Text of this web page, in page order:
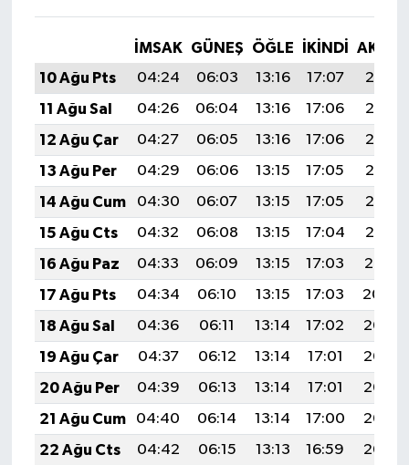
İMSAK GÜNEŞ ÖĞLE İKINDI
10 Ağu Pts
04:24 06:03 13:16 17:07
20:18
11 Ağu Sal
04:26 06:04 13:16 17:06
20:17
12 Ağu Çar
04:27 06:05 13:16 17:06
20:16
13 Ağu Per
04:29 06:06 13:15 17:05
20:15
14 Ağu Cum
04:30 06:07 13:15 17:05
20:13
15 Ağu Cts
04:32 06:08 13:15 17:04
20:12
16 Ağu Paz
04:33 06:09 13:15 17:03
20:10
17 Ağu Pts
04:34 06:10 13:15 17:03
20:09
18 Ağu Sal
04:36 06:11 13:14 17:02
20:08
19 Ağu Çar
04:37 06:12 13:14 17:01
20:06
20 Ağu Per
04:39 06:13 13:14 17:01
20:05
21 Ağu Cum
04:40 06:14 13:14 17:00
20:03
22 Ağu Cts
04:42 06:15 13:13 16:59
20:02